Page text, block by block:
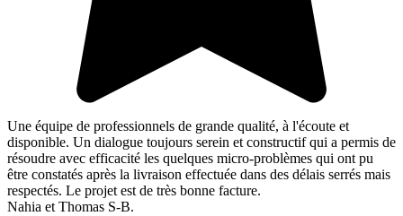
Une équipe de professionnels de grande qualité, à l'écoute et
disponible. Un dialogue toujours serein et constructif qui a permis de
résoudre avec efficacité les quelques micro-problèmes qui ont pu
être constatés après la livraison effectuée dans des délais serrés mais
respectés. Le projet est de très bonne facture.
Nahia et Thomas S-B.